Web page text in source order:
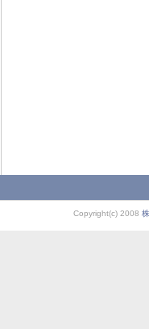
Copyright(c) 2008